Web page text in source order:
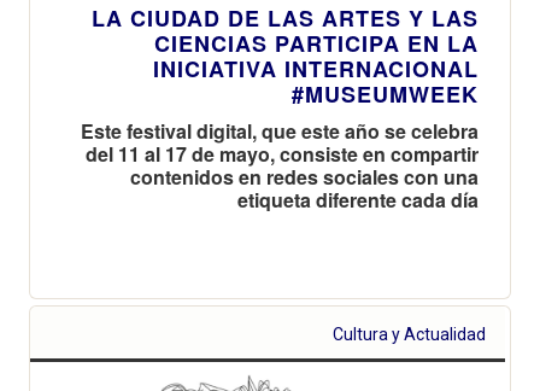
LA CIUDAD DE LAS ARTES Y LAS
CIENCIAS PARTICIPA EN LA
INICIATIVA INTERNACIONAL
#MUSEUMWEEK
Este festival digital, que este año se celebra
del 11 al 17 de mayo, consiste en compartir
contenidos en redes sociales con una
etiqueta diferente cada día
Cultura y Actualidad